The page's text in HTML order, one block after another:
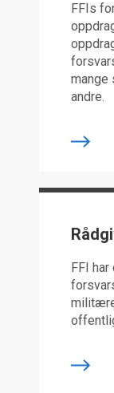
FFIs
mange
andre.
FFI